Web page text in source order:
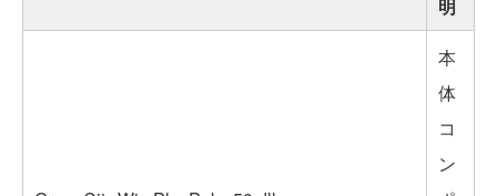
明
本
体
コ
ン